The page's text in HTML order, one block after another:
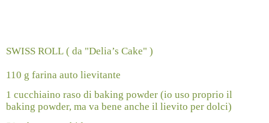
SWISS ROLL ( da "Delia’s Cake" )
110 g farina auto lievitante
1 cucchiaino raso di baking powder (io uso proprio il
baking powder, ma va bene anche il lievito per dolci)